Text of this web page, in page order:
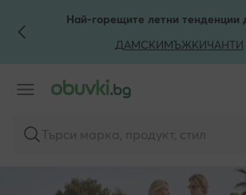
КЪМ ОСНОВНОТО СЪДЪРЖАНИЕ
КЪМ ТЪРСЕНЕНай-горещите летни тенденции
ДАМСКИМЪЖКИЧАНТИ
Търси марка, продукт, стил